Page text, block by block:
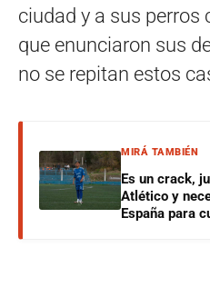
ciudad y a sus perros
que enunciaron sus
no se repitan estos
MIRÁ TAMBIÉN
Es un crack,
Atlético y
España para